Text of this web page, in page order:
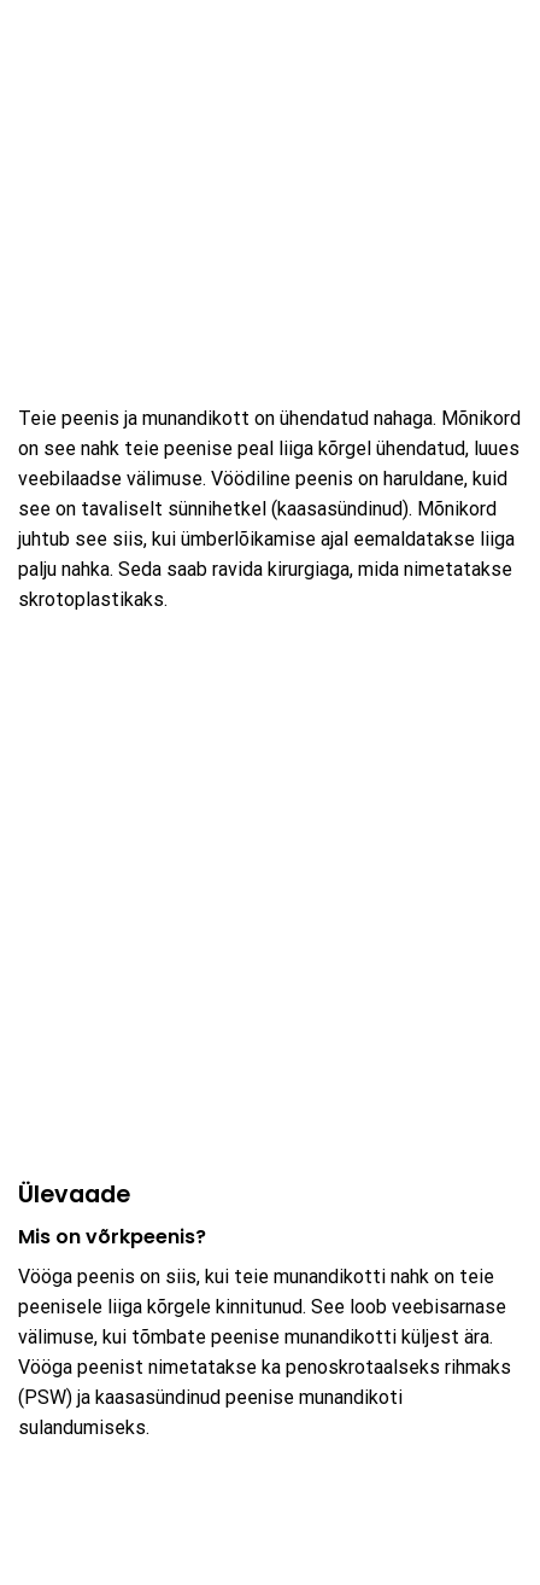
Teie peenis ja munandikott on ühendatud nahaga. Mõnikord
on see nahk teie peenise peal liiga kõrgel ühendatud, luues
veebilaadse välimuse. Vöödiline peenis on haruldane, kuid
see on tavaliselt sünnihetkel (kaasasündinud). Mõnikord
juhtub see siis, kui ümberlõikamise ajal eemaldatakse liiga
palju nahka. Seda saab ravida kirurgiaga, mida nimetatakse
skrotoplastikaks.
Ülevaade
Mis on võrkpeenis?
Vööga peenis on siis, kui teie munandikotti nahk on teie
peenisele liiga kõrgele kinnitunud. See loob veebisarnase
välimuse, kui tõmbate peenise munandikotti küljest ära.
Vööga peenist nimetatakse ka penoskrotaalseks rihmaks
(PSW) ja kaasasündinud peenise munandikoti
sulandumiseks.